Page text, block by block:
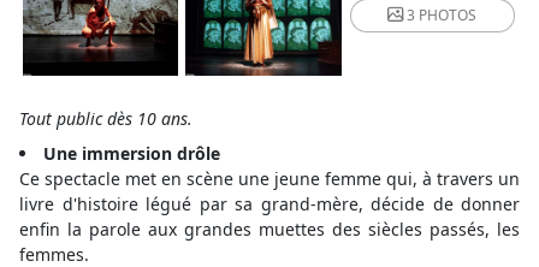
3 PHOTOS
Tout public dès 10 ans.
Une immersion drôle
Ce spectacle met en scène une jeune femme qui, à travers un
livre d'histoire légué par sa grand-mère, décide de donner
enfin la parole aux grandes muettes des siècles passés, les
femmes.